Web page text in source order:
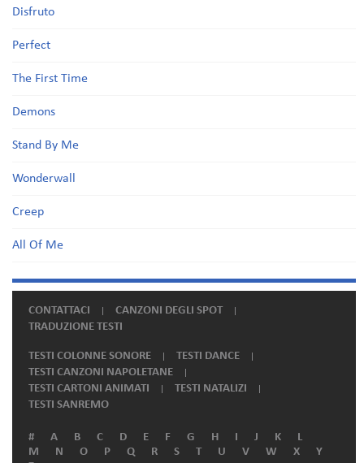
Disfruto
Perfect
The First Time
Demons
Stand By Me
Wonderwall
Creep
All Of Me
CONTATTACI
CANZONI DEGLI SPOT
TRADUZIONE TESTI
TESTI COLONNE SONORE
TESTI DANCE
TESTI CANZONI NAPOLETANE
TESTI CARTONI ANIMATI
TESTI NATALIZI
TESTI SANREMO
# A B C D E F G H I J K
L
M
N O P Q R S T U V W X
Y